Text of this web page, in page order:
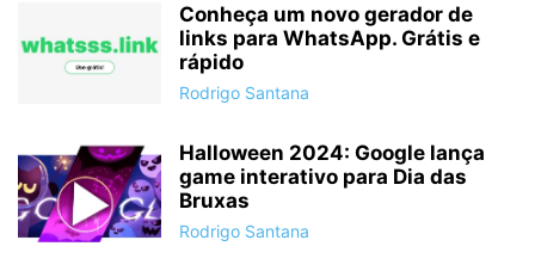
Conheça um novo gerador de
links para WhatsApp. Grátis e
rápido
Rodrigo Santana
Halloween 2024: Google lança
game interativo para Dia das
Bruxas
Rodrigo Santana